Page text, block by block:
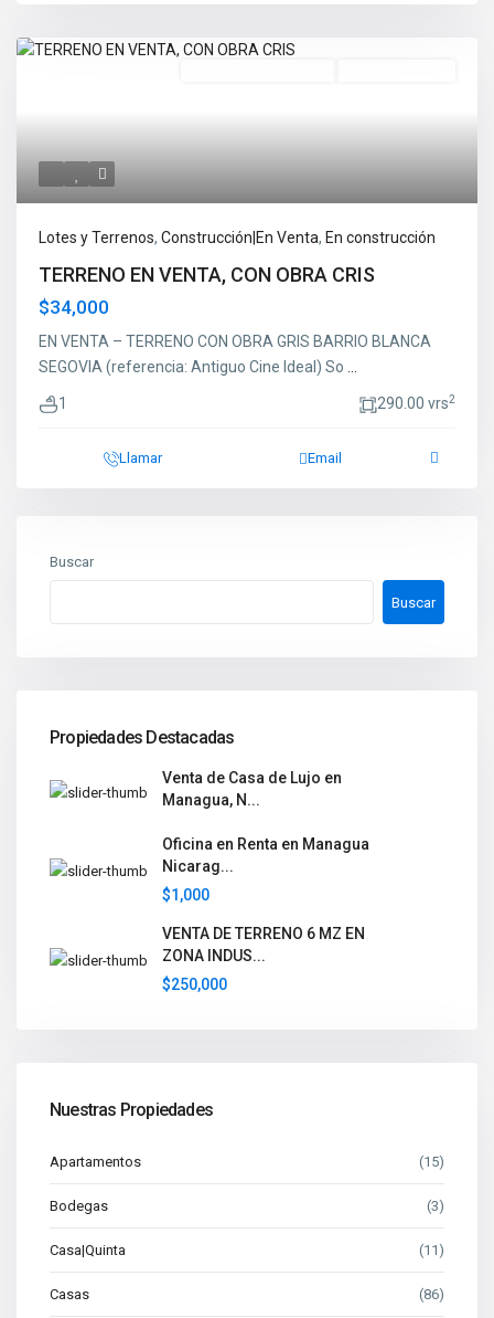
Lotes y Terrenos, Construcción|En Venta, En construcción
TERRENO EN VENTA, CON OBRA CRIS
$34,000
EN VENTA – TERRENO CON OBRA GRIS BARRIO BLANCA
SEGOVIA (referencia: Antiguo Cine Ideal) So
1 290.00 vrs2
Llamar Email
Buscar
Buscar
Propiedades Destacadas
Venta de Casa de Lujo en
Managua, N...
Oficina en Renta en Managua
Nicarag...
$1,000
VENTA DE TERRENO 6 MZ EN
ZONA INDUS...
$250,000
Nuestras Propiedades
Apartamentos (15)
Bodegas (3)
Casa|Quinta (11)
Casas (86)